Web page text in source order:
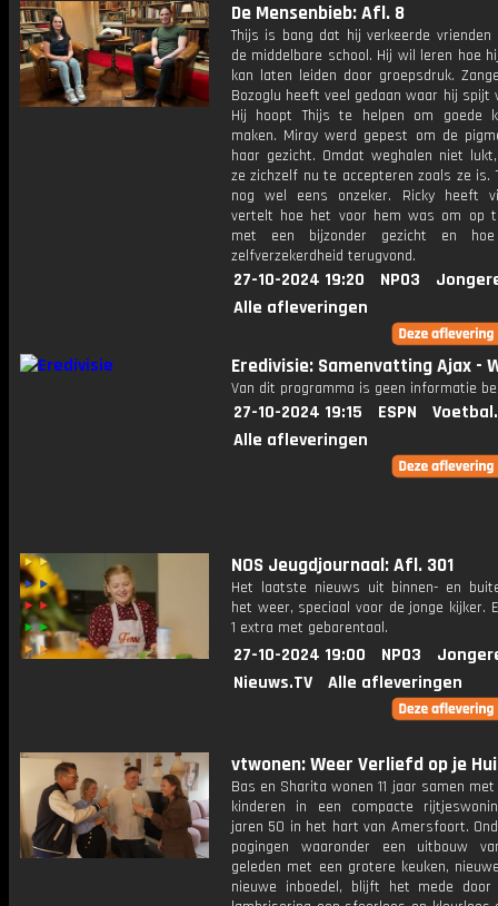
De Mensenbieb: Afl. 8
Thijs is bang dat hij verkeerde vrienden
de middelbare school. Hij wil leren hoe
kan laten leiden door groepsdruk.
Bozoglu heeft veel gedaan waar hij spijt
Hij hoopt Thijs te helpen om goede
maken. Miray werd gepest om de
haar gezicht. Omdat weghalen niet
ze zichzelf nu te accepteren zoals ze is.
nog wel eens onzeker. Ricky heeft
vertelt hoe het voor hem was om op
met een bijzonder gezicht en
zelfverzekerdheid terugvond.
27-10-2024 19:20 NPO3
Alle afleveringen
Eredivisie: Samenvatting Ajax -
Van dit programma is geen informatie
27-10-2024 19:15 ESPN
Alle afleveringen
NOS Jeugdjournaal: Afl. 301
Het laatste nieuws uit binnen- en
het weer, speciaal voor de jonge kijker.
1 extra met gebarentaal.
27-10-2024 19:00 NPO3
Nieuws.TV
Alle afleveringen
vtwonen: Weer Verliefd op je
Bas en Sharita wonen 11 jaar samen
kinderen in een compacte
jaren 50 in het hart van Amersfoort.
pogingen waaronder een uitbouw
geleden met een grotere keuken,
nieuwe inboedel, blijft het mede